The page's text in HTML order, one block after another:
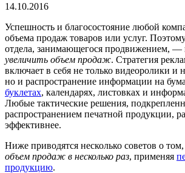
14.10.2016
Успешность и благосостояние любой
объема продаж товаров или услуг.
отдела, занимающегося продвижением, —
увеличить объем продаж. Стратегия
включает в себя не только видеоролики и
но и распространение информации на
буклетах, календарях, листовках и
Любые тактические решения,
распространением печатной продукции,
эффективнее.
Ниже приводятся несколько советов о том,
объем продаж в несколько раз, применяя
продукцию.